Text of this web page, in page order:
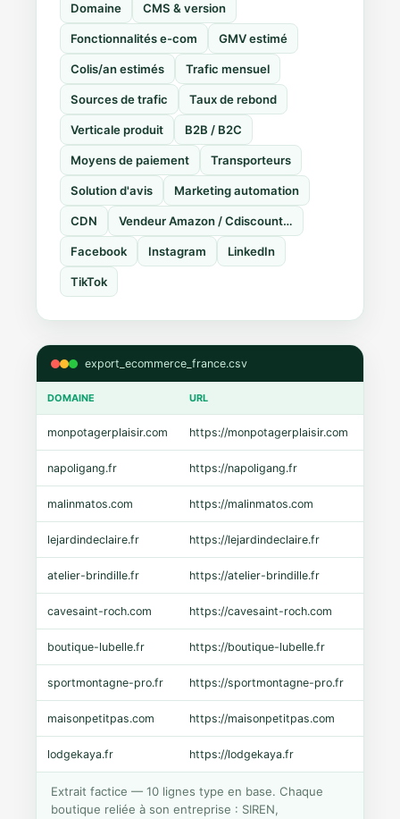
Domaine CMS & version
Fonctionnalités e-com GMV estimé
Colis/an estimés Trafic mensuel
Sources de trafic Taux de rebond
Verticale produit B2B / B2C
Moyens de paiement Transporteurs
Solution d'avis Marketing automation
CDN Vendeur Amazon / Cdiscount…
Facebook Instagram LinkedIn
TikTok
export_ecommerce_france.csv
DOMAINE URL
monpotagerplaisir.com https://monpotagerplaisir.com
napoligang.fr https://napoligang.fr
malinmatos.com https://malinmatos.com
lejardindeclaire.fr https://lejardindeclaire.fr
atelier-brindille.fr https://atelier-brindille.fr
cavesaint-roch.com https://cavesaint-roch.com
boutique-lubelle.fr https://boutique-lubelle.fr
sportmontagne-pro.fr https://sportmontagne-pro.fr
maisonpetitpas.com https://maisonpetitpas.com
lodgekaya.fr https://lodgekaya.fr
Extrait factice — 10 lignes type en base. Chaque
boutique reliée à son entreprise : SIREN,